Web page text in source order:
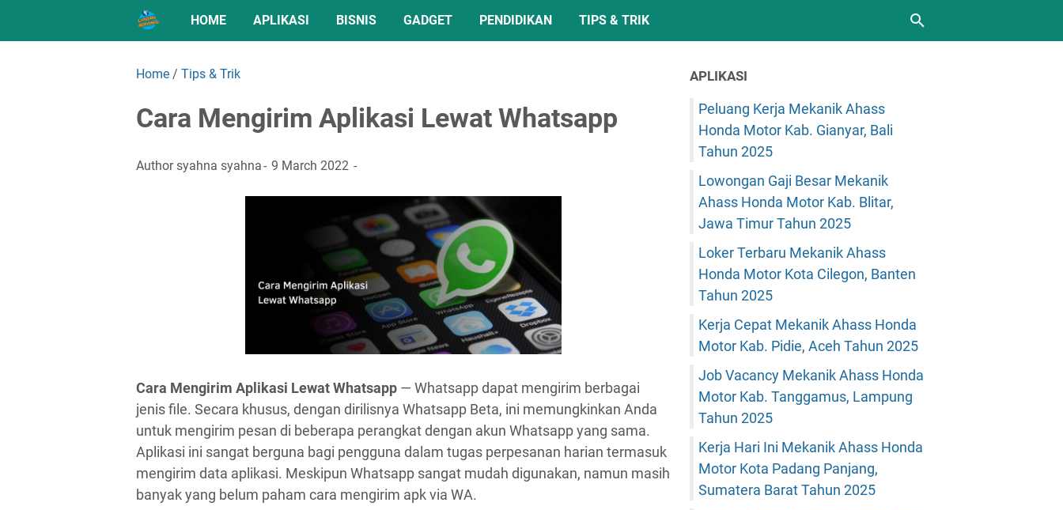
HOME APLIKASI BISNIS GADGET PENDIDIKAN TIPS & TRIK
Home / Tips & Trik
Cara Mengirim Aplikasi Lewat Whatsapp
Authorsyahna syahna 9 March 2022
Cara Mengirim Aplikasi Lewat Whatsapp — Whatsapp dapat mengirim berbagai
jenis file. Secara khusus, dengan dirilisnya Whatsapp Beta, ini memungkinkan Anda
untuk mengirim pesan di beberapa perangkat dengan akun Whatsapp yang sama.
Aplikasi ini sangat berguna bagi pengguna dalam tugas perpesanan harian termasuk
mengirim data aplikasi. Meskipun Whatsapp sangat mudah digunakan, namun masih
banyak yang belum paham cara mengirim apk via WA.
APLIKASI
Peluang Kerja Mekanik Ahass
Honda Motor Kab. Gianyar, Bali
Tahun 2025
Lowongan Gaji Besar Mekanik
Ahass Honda Motor Kab. Blitar,
Jawa Timur Tahun 2025
Loker Terbaru Mekanik Ahass
Honda Motor Kota Cilegon, Banten
Tahun 2025
Kerja Cepat Mekanik Ahass Honda
Motor Kab. Pidie, Aceh Tahun 2025
Job Vacancy Mekanik Ahass Honda
Motor Kab. Tanggamus, Lampung
Tahun 2025
Kerja Hari Ini Mekanik Ahass Honda
Motor Kota Padang Panjang,
Sumatera Barat Tahun 2025